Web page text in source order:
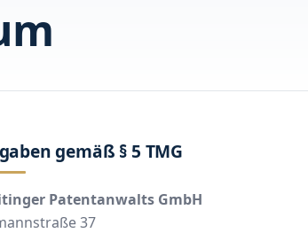
gemäß § 5 TMG
Patentanwalts GmbH
37